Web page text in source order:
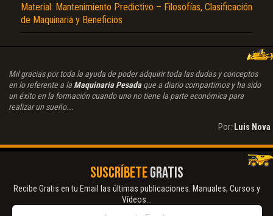
Material: Mantenimiento Predictivo – Filosofías, Clasificación
de Maquinaria y Beneficios
Mil gracias por toda la ayuda de poder adquirir toda las dudas y conceptos
en lo referente a la Maquinaria Pesadaque a diario compartimos y ha sido
un éxito en la formación cuando uno no tiene la parte económica para
realizar un sueño...
Por: Luis Nova
SUSCRÍBETEGRATIS
Recibe Gratis en tu Email las últimas publicaciones. Manuales, Cursos y
Vídeos...